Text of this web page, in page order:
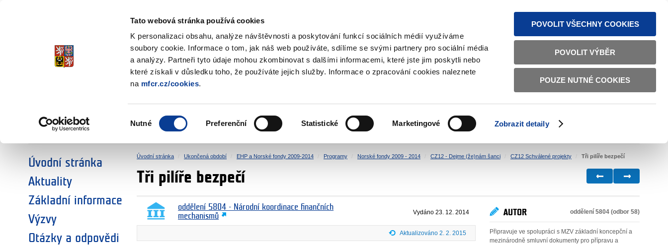
Tato webová stránka používá cookies
K personalizaci obsahu, analýze návštěvnosti a poskytování funkcí sociálních médií využíváme
soubory cookie. Informace o tom, jak náš web používáte, sdílíme se svými partnery pro sociální média
a analýzy. Partneři tyto údaje mohou zkombinovat s dalšími informacemi, které jste jim poskytli nebo
které získali v důsledku toho, že používáte jejich služby. Informace o zpracování cookies naleznete
na mfcr.cz/cookies.
souhlasu
Nutné Preferenční Statistické Marketingové Zobrazit detaily
POVOLIT VŠECHNY COOKIES
POVOLIT VÝBĚR
POUZE NUTNÉ COOKIES
TEXTOVÁ VERZE ČESKY ENGLISH
Fondy EHP a Norska
ZVOLTE SI OBLAST:
SOCIÁLNÍ DIALOG ŽIVOTNÍ PROSTŘEDÍ LIDSKÁ PRÁVA SPRAVEDLNOST VNITŘNÍ VĚCI BILATERÁLNÍ SPOLUPRÁCE
Úvodní stránka
Aktuality
Základní informace
Výzvy
Otázky a odpovědi
Úvodní stránka Ukončená období EHP a Norské fondy 2009-2014 Programy Norské fondy 2009 - 2014 CZ12 - Dejme (že)nám šanci CZ12 Schválené projekty Tři pilíře bezpečí
Tři pilíře bezpečí
oddělení 5804 - Národní koordinace finančních
mechanismů
Vydáno 23. 12. 2014
Aktualizováno 2. 2. 2015
AUTOR oddělení 5804 (odbor 58)
Připravuje ve spolupráci s MZV základní koncepční a
mezinárodně smluvní dokumenty pro přípravu a